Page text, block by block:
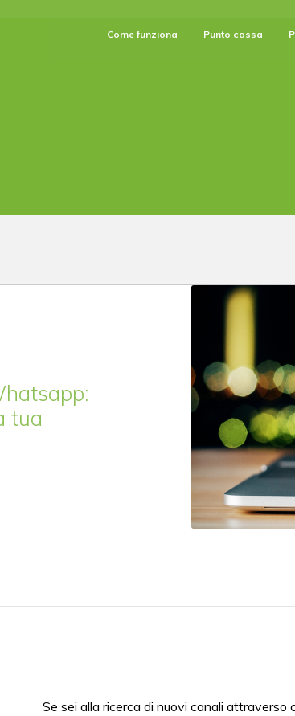
Come funziona Punto cassa
tua
Se sei alla ricerca di nuovi canali attraverso